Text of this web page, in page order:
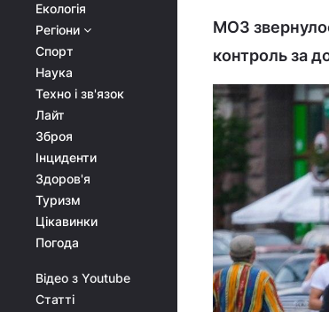
Екологія
Регіони
Спорт
Наука
Техно і зв'язок
Лайт
Зброя
Інциденти
Здоров'я
Туризм
Цікавинки
Погода
Відео з Youtube
Статті
МОЗ
контроль за